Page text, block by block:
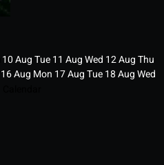
10AugTue11 AugWed 12AugThu
16Aug Mon 17AugTue18AugWed